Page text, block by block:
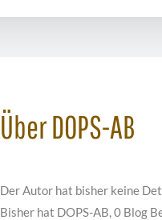
ÜberDOPS-AB
Der Autor hat bisher keine
Bisher hat DOPS-AB, 0 Blog